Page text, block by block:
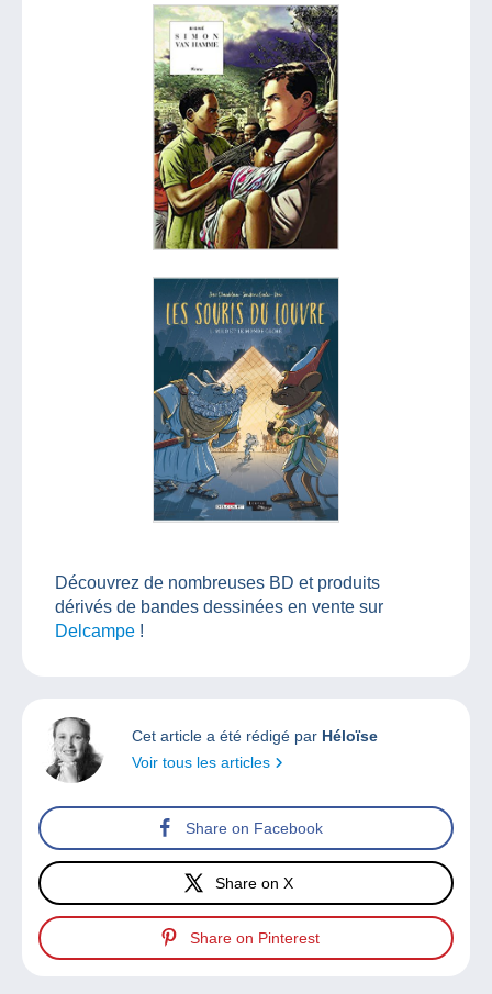
Découvrez de nombreuses BD et produits
dérivés de bandes dessinées en vente sur
Delcampe !
Cet article a été rédigé par Héloïse
Voir tous les articles
Share on Facebook
Share on X
Share on Pinterest